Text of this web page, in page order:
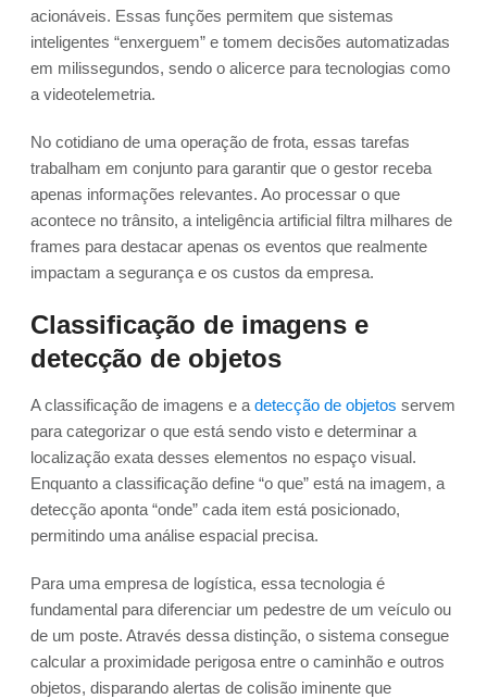
acionáveis. Essas funções permitem que sistemas
inteligentes “enxerguem” e tomem decisões automatizadas
em milissegundos, sendo o alicerce para tecnologias como
a videotelemetria.
No cotidiano de uma operação de frota, essas tarefas
trabalham em conjunto para garantir que o gestor receba
apenas informações relevantes. Ao processar o que
acontece no trânsito, a inteligência artificial filtra milhares de
frames para destacar apenas os eventos que realmente
impactam a segurança e os custos da empresa.
Classificação de imagens e
detecção de objetos
A classificação de imagens e a detecção de objetos servem
para categorizar o que está sendo visto e determinar a
localização exata desses elementos no espaço visual.
Enquanto a classificação define “o que” está na imagem, a
detecção aponta “onde” cada item está posicionado,
permitindo uma análise espacial precisa.
Para uma empresa de logística, essa tecnologia é
fundamental para diferenciar um pedestre de um veículo ou
de um poste. Através dessa distinção, o sistema consegue
calcular a proximidade perigosa entre o caminhão e outros
objetos, disparando alertas de colisão iminente que